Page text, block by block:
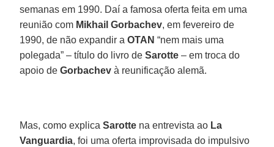
semanas em 1990. Daí a famosa oferta feita em uma
reunião com Mikhail Gorbachev, em fevereiro de
1990, de não expandir aOTAN “nem mais uma
polegada” – título do livro deSarotte – em troca do
apoio deGorbachev à reunificação alemã.
Mas, como explicaSarotte na entrevista ao La
Vanguardia, foi uma oferta improvisada do impulsivo